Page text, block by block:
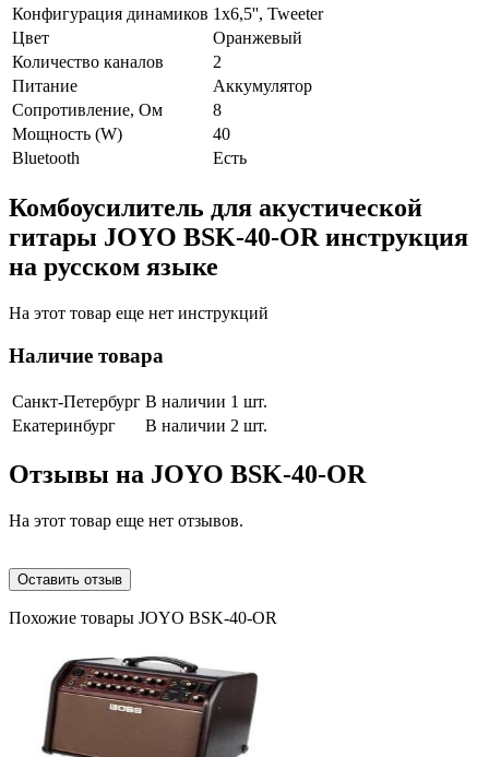
Конфигурация динамиков 1х6,5'', Tweeter
Цвет
Оранжевый
Количество каналов
2
Питание
Аккумулятор
Сопротивление, Ом
8
Мощность (W)
40
Bluetooth
Есть
Комбоусилитель для акустической
гитары JOYO BSK-40-OR инструкция
на русском языке
На этот товар еще нет инструкций
Наличие товара
Санкт-Петербург В наличии 1 шт.
Екатеринбург
В наличии 2 шт.
Отзывы на JOYO BSK-40-OR
На этот товар еще нет отзывов.
Оставить отзыв
Похожие товары JOYO BSK-40-OR